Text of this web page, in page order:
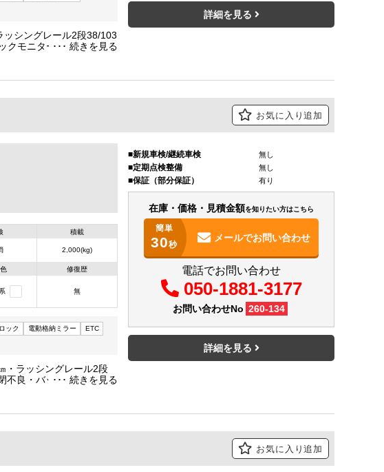
シングレール2段38/103
クモニター・ETC・アイ
詳細を見る
お気に入り追加
積載
2,000(kg)
修復歴
無
ック 電動格納ミラー
ETC
・ラッシングレール2段
不良・バックモニター・
新規車検/継続車検 無し
定期点検整備 無し
保証（部分保証） 有り
在庫・価格・見積金額を知りたい方はこちら
簡単
30秒
メールでお問い合わせ
電話でお問い合わせ
050-1881-3177
お問い合わせNo 260-134
詳細を見る
お気に入り追加